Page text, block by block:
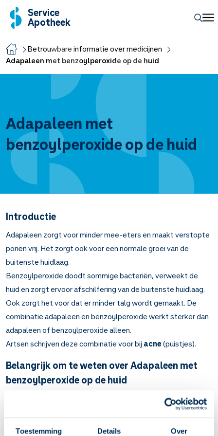
Toestemming Details Over
Service
Apotheek
Betrouwbare informatie over medicijnen
Adapaleen met benzoylperoxide op de huid
Adapaleen met
benzoylperoxide op de huid
Introductie
Adapaleen zorgt voor minder mee-eters en maakt verstopte
poriën vrij. Het zorgt ook voor een normale groei van de
buitenste huidlaag.
Benzoylperoxide doodt sommige bacteriën, verweekt de
huid en zorgt ervoor afschilfering van de buitenste huidlaag.
Ook zorgt het voor dat er minder talg wordt gemaakt. De
combinatie adapaleen en benzoylperoxide werkt sterker dan
adapaleen of benzoylperoxide alleen.
Artsen schrijven deze combinatie voor bij acne(puistjes).
Belangrijk om te weten over Adapaleen met
benzoylperoxide op de huid
Adapaleen zorgt voor een normale groei van de buitenste
huidlaag, vermindert mee-eters en maakt verstopte
poriën vrij. Benzoylperoxide doodt bacteriën , voorkomt
verstopte poriën en zorgt voor minder talg. De combinatie